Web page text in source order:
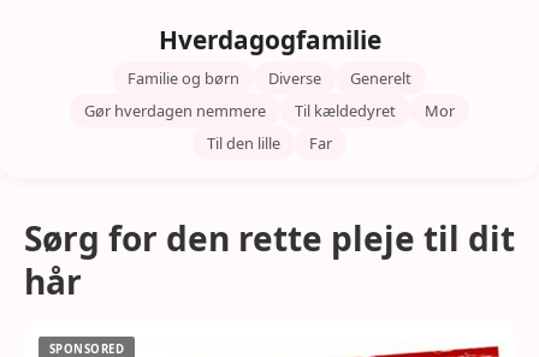
Hverdagogfamilie
Familie og børn Diverse
Generelt
Gør hverdagen nemmere
Til kældedyret
Mor
Til den lille
Far
Sørg for den rette pleje til dit
hår